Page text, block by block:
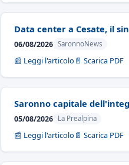
Data center a Cesate, il
06/08/2026 SaronnoNews
📰 Leggi l'articolo 📄 Scarica PDF
Saronno capitale
05/08/2026 La Prealpina
📰 Leggi l'articolo 📄 Scarica PDF